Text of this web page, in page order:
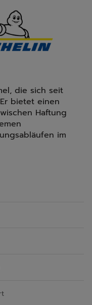
die sich seit
bietet einen
Haftung
im